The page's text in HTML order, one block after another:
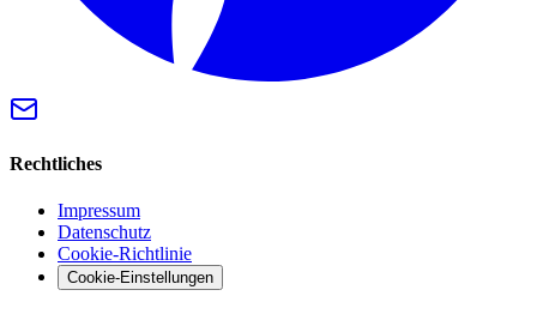
Rechtliches
Impressum
Datenschutz
Cookie-Richtlinie
Cookie-Einstellungen